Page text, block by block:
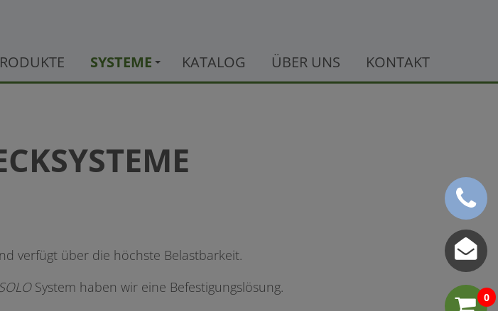
SYSTEME KATALOG ÜBER UNS KONTAKT
0
verfügt über die höchste Belastbarkeit.
SOLO System haben wir eine Befestigungslösung.